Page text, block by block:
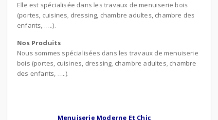
Elle est spécialisée dans les travaux de menuiserie bois
(portes, cuisines, dressing, chambre adultes, chambre des
enfants, …..).
Nos Produits
Nous sommes spécialisées dans les travaux de menuiserie
bois (portes, cuisines, dressing, chambre adultes, chambre
des enfants, …..).
Menuiserie Moderne Et Chic